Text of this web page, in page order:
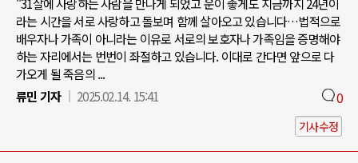
라는 시간을 서로 사랑하고 돌보며 함께 살아오고 있습니다…법적으로
배우자나 가족이 아니라는 이유로 서로의 보호자나 가족임을 증명해야
하는 자리에서는 번번이 좌절하고 있습니다. 이대로 간다면 앞으로 다
가오게 될 죽음의 ...
류민 기자
2025.02.14. 15:41 0
기사수정